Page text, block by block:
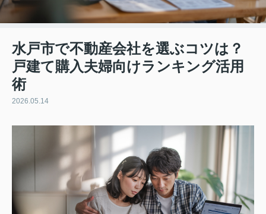
水戸市で不動産会社を選ぶコツは？
戸建て購入夫婦向けランキング活用
術
2026.05.14